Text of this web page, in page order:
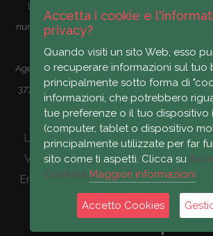
LA VENETA IMMOBILIARE di Cenci geom.
numero di iscrizione al Registro imprese di
Capitale sociale EUR
Agente Immobiliare Professionista iscritto al
377525 attualmente associato FIMAA e
della provincia di Vicenza al
LA VENETA IMMOBILIARE di Cenci
Viale Europa, 32/A 36060 Romano
Email:info@bassanocase.com | Tel:
0424 30453
Accetta i cookie e
privacy?
Quando visiti un sito Web, esso
o recuperare informazioni sul tuo
principalmente sotto forma di
informazioni, che potrebbero
tue preferenze o il tuo dispositivo
(computer, tablet o dispositivo
principalmente utilizzate per far
sito come ti aspetti. Clicca su
Cookies Maggiori informazioni
Accetto Cookies